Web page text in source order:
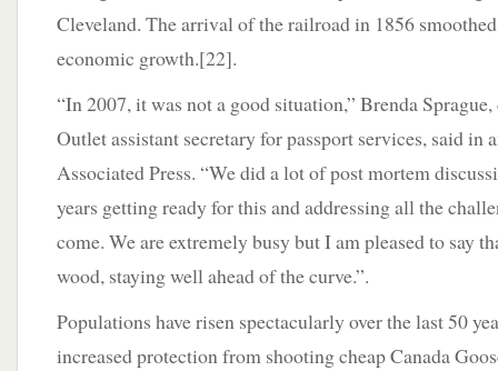
Cleveland. The arrival of the railroad in 1856
economic growth.[22].
“In 2007, it was not a good situation,” Brenda
Outlet assistant secretary for passport services, said in
Associated Press. “We did a lot of post mortem
years getting ready for this and addressing all the
come. We are extremely busy but I am pleased to say
wood, staying well ahead of the curve.”.
Populations have risen spectacularly over the last 50
increased protection from shooting cheap Canada